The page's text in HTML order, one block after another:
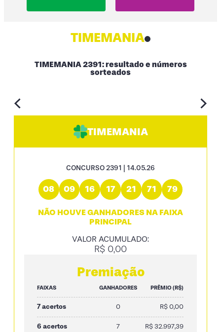
TIMEMANIA
TIMEMANIA 2391: resultado e números
sorteados
TIMEMANIA
CONCURSO 2391 | 14.05.26
08 09 16 17 21 71 79
NÃO HOUVE GANHADORES NA FAIXA
PRINCIPAL
VALOR ACUMULADO:
R$ 0,00
Premiação
FAIXAS GANHADORES PRÊMIO (R$)
7 acertos 0 R$ 0,00
6 acertos 7 R$ 32.997,39